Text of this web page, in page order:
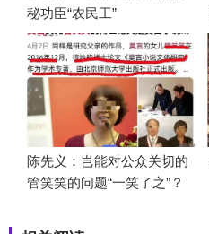
秘功臣“农民工”
陈先义：岂能对公众关切的
管笑笑的问题“一笑了之”？